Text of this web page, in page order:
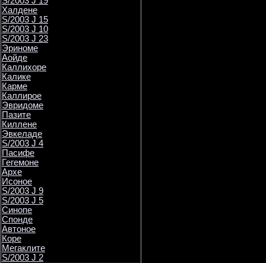
Халдене
S/2003 J 15
S/2003 J 10
S/2003 J 23
Эриноме
Аойде
Каллихоре
Калике
Карме
Каллирое
Эвридоме
Пазите
Киллене
Эвкеладе
S/2003 J 4
Пасифе
Гегемоне
Архе
Исоное
S/2003 J 9
S/2003 J 5
Синопе
Спонде
Автоное
Коре
Мегаклите
S/2003 J 2